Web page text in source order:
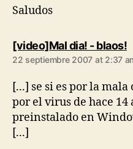
Saludos
[video]Mal dia! - blaos!
22 septiembre 2007 at 2:37
[...] se si es por la
por el virus de hace 14
preinstalado en
[...]